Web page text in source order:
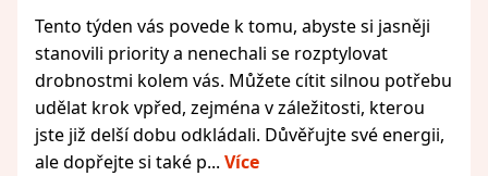
Tento týden vás povede k tomu, abyste si jasněji
stanovili priority a nenechali se rozptylovat
drobnostmi kolem vás. Můžete cítit silnou potřebu
udělat krok vpřed, zejména v záležitosti, kterou
jste již delší dobu odkládali. Důvěřujte své energii,
ale dopřejte si také p... Více